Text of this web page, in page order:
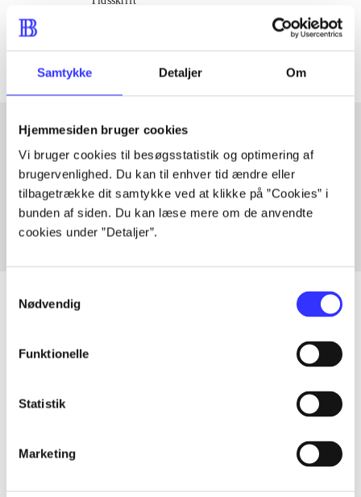
Samtykke Detaljer Om
Hjemmesiden bruger cookies
Vi bruger cookies til besøgsstatistik og optimering af
brugervenlighed. Du kan til enhver tid ændre eller
tilbagetrække dit samtykke ved at klikke på ”Cookies” i
bunden af siden. Du kan læse mere om de anvendte
cookies under ”Detaljer”.
Nødvendig
Funktionelle
Statistik
Marketing
The articles in
Articles with same topics
In
Articles